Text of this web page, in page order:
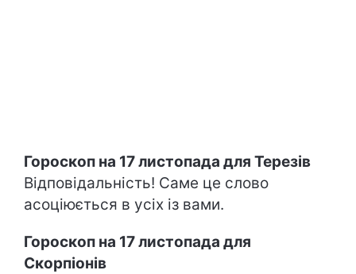
Гороскоп на 17 листопада для Терезів
Відповідальність! Саме це слово
асоціюється в усіх із вами.
Гороскоп на 17 листопада для
Скорпіонів